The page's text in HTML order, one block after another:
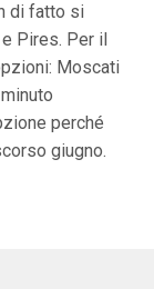
di fatto si
Pires. Per il
Moscati
perché
giugno.